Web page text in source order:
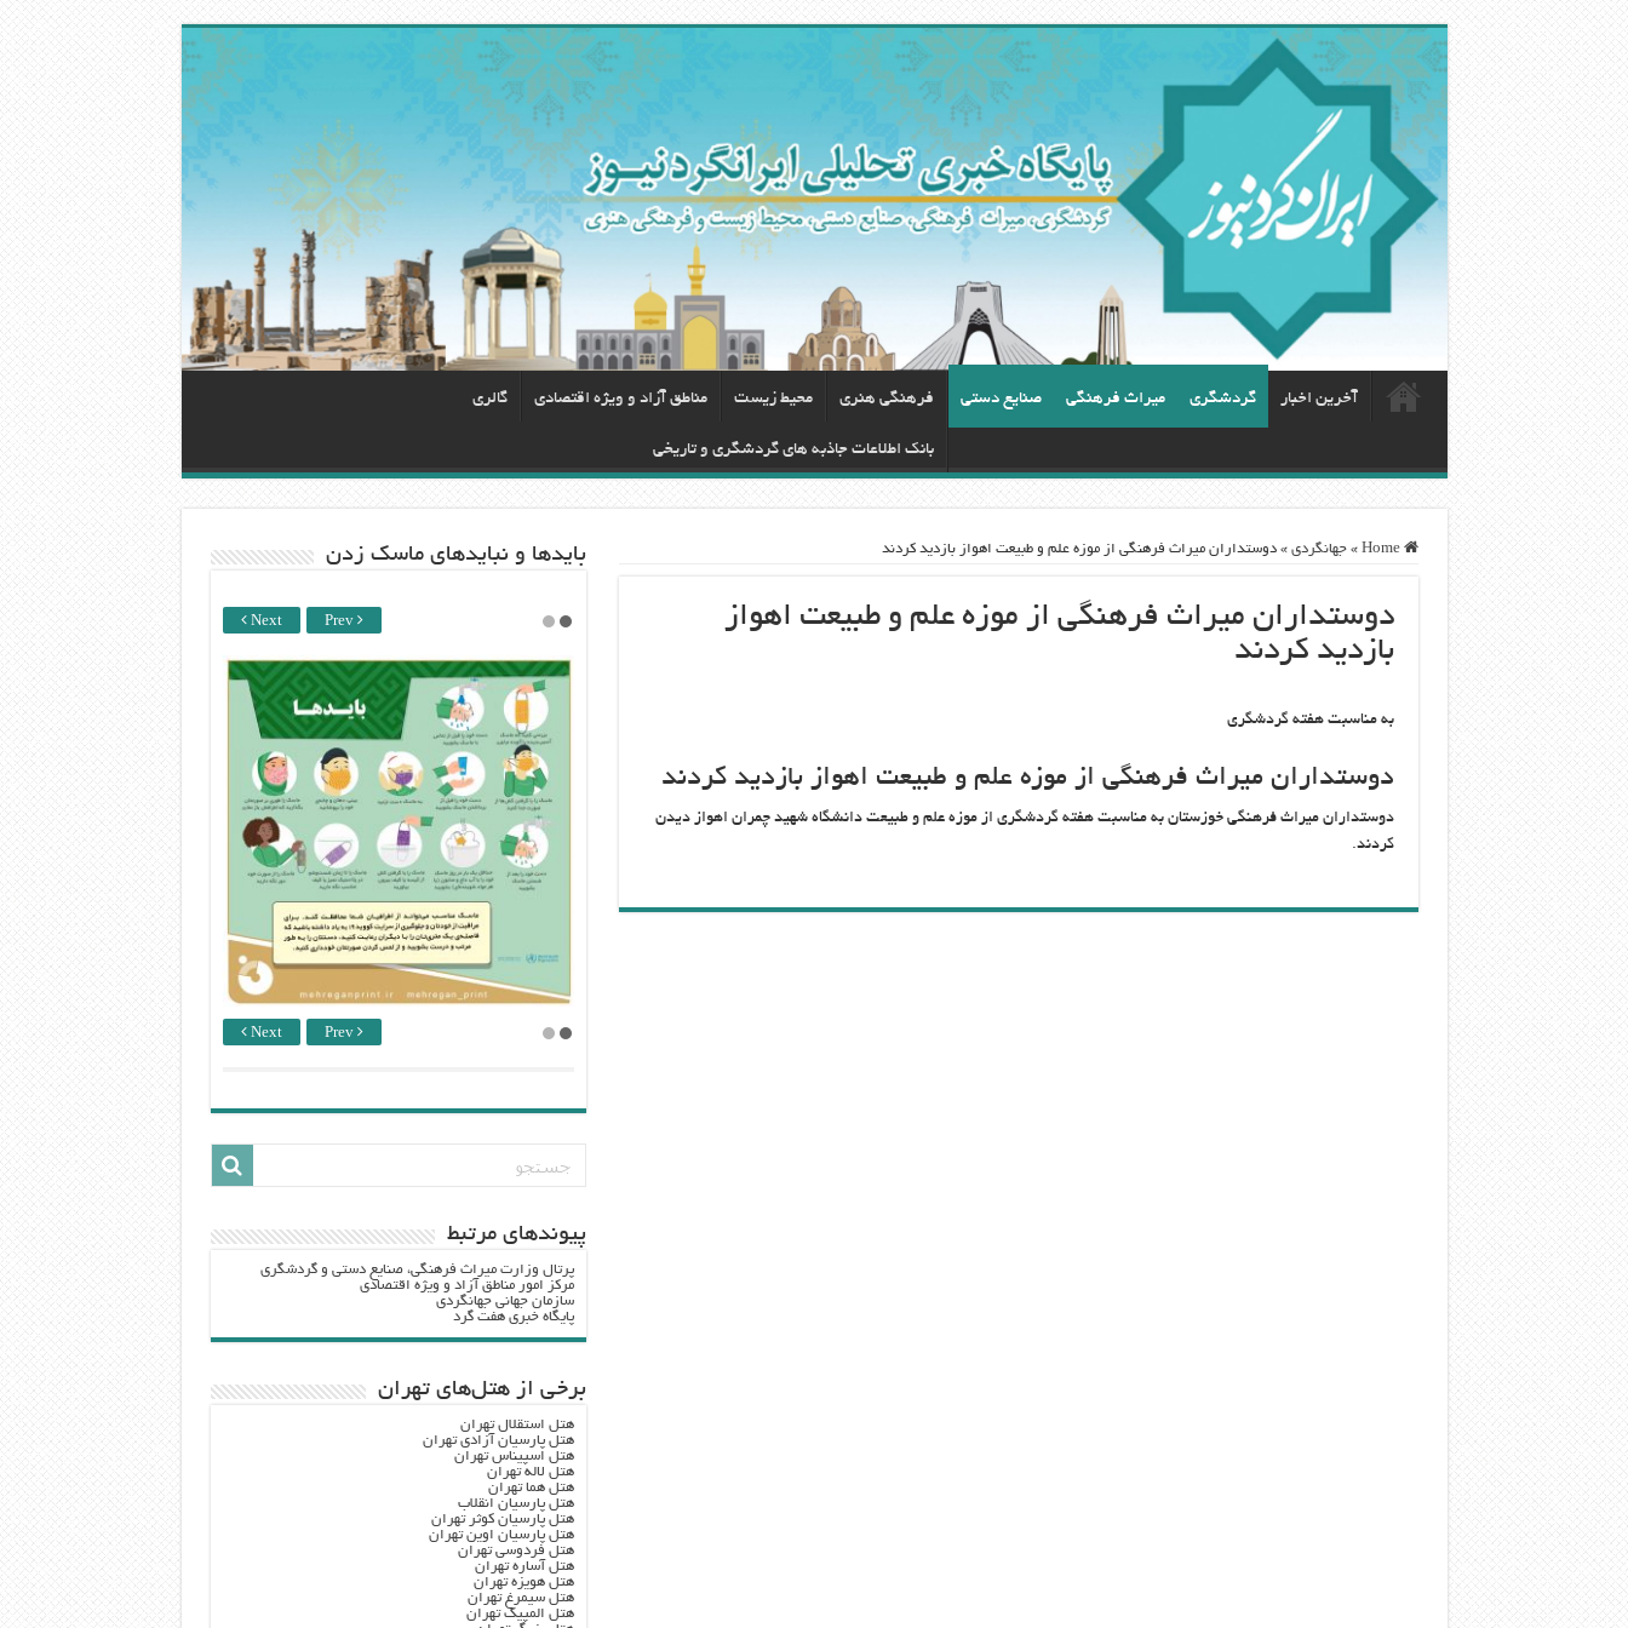
آخرین اخبار گردشگری ميراث فرهنگی صنایع دستی فرهنگی هنری محيط زيست مناطق آزاد و ویژه اقتصادی گالری
بانک اطلاعات جاذبه های گردشگری و تاریخی
Home
» جهانگردی » دوستداران میراث فرهنگی از موزه علم و طبیعت اهواز بازدید کردند
دوستداران میراث فرهنگی از موزه علم و طبیعت اهواز
بازدید کردند
به مناسبت هفته گردشگری
دوستداران میراث فرهنگی از موزه علم و طبیعت اهواز بازدید کردند
دوستداران میراث فرهنگی خوزستان به مناسبت هفته گردشگری از موزه علم و طبیعت دانشگاه شهید چمران اهواز دیدن
کردند.
باید‌ها و نبایدهای ماسک زدن
Next Prev
Next Prev
پيوندهاي مرتبط
پرتال وزارت ميراث فرهنگي، صنایع دستی و گردشگري
مرکز امور مناطق آزاد و ویژه اقتصادی
سازمان جهانی جهانگردی
پایگاه خبری هفت گرد
برخی از هتل‌های تهران
هتل استقلال تهران
هتل پارسیان آزادی تهران
هتل اسپیناس تهران
هتل لاله تهران
هتل هما تهران
هتل پارسیان انقلاب
هتل پارسیان کوثر تهران
هتل پارسیان اوین تهران
هتل فردوسی تهران
هتل آساره تهران
هتل هویزه تهران
هتل سیمرغ تهران
هتل المپیک تهران